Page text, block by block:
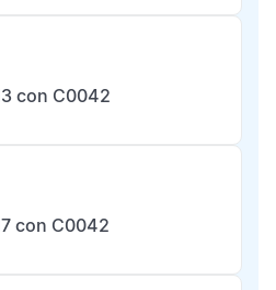
con C0042
con C0042